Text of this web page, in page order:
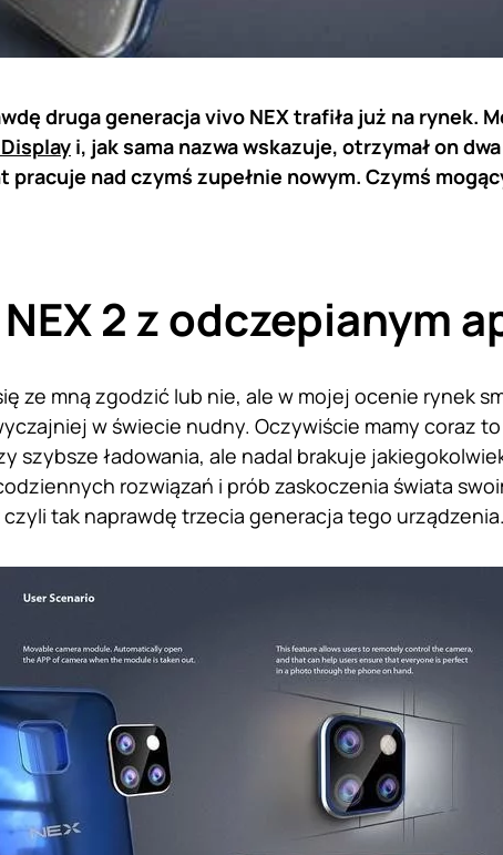
druga generacja vivo NEX trafiła już na rynek.
i, jak sama nazwa wskazuje, otrzymał on
pracuje nad czymś zupełnie nowym. Czymś
2 z odczepianym
ze mną zgodzić lub nie, ale w mojej ocenie rynek
w świecie nudny. Oczywiście mamy coraz
szybsze ładowania, ale nadal brakuje
rozwiązań i prób zaskoczenia świata
czyli tak naprawdę trzecia generacja tego urządzenia.